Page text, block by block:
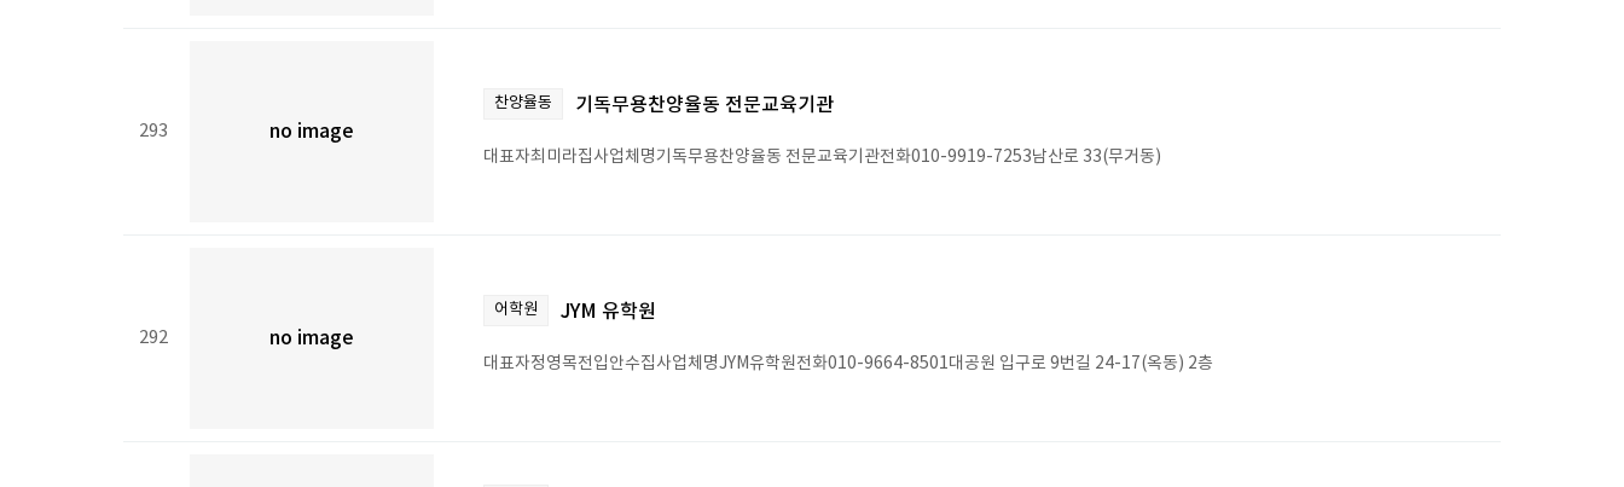
293 no image
찬양율동 기독무용찬양율동 전문교육기관
대표자최미라집사업체명기독무용찬양율동 전문교육기관전화010-9919-7253남산로 33(무거동)
292 no image
어학원 JYM 유학원
대표자정영목전입안수집사업체명JYM유학원전화010-9664-8501대공원 입구로 9번길 24-17(옥동) 2층